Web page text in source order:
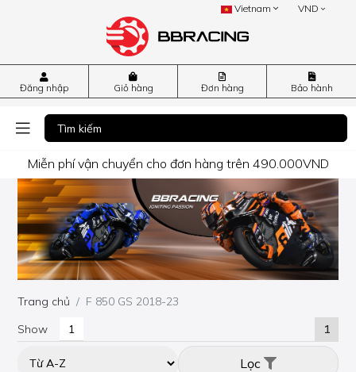
Vietnam VND
Đăng nhập Giỏ hàng Đơn hàng Bảo hành
Miễn phí vận chuyển cho đơn hàng trên 490.000VND
Trang chủ
F 850 GS 2018-23
Show
1
Lọc